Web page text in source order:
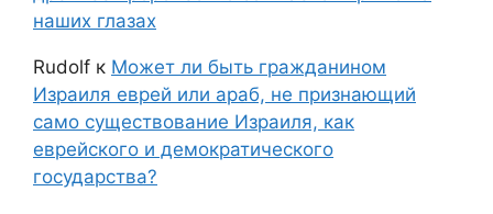
наших глазах
Rudolf к Может ли быть гражданином
Израиля еврей или араб, не признающий
само существование Израиля, как
еврейского и демократического
государства?